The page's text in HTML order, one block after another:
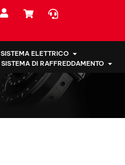
SISTEMA ELETTRICO
SISTEMA DI RAFFREDDAMENTO